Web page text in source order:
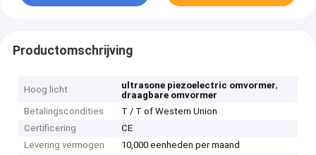
Productomschrijving
Hoog licht ultrasone piezoelectric omvormer,
draagbare omvormer
Betalingscondities
T / T of Western Union
Certificering
CE
Levering vermogen
10,000 eenheden per maand